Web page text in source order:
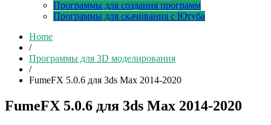
Программы для создания программ
Программы для скачивания с Ютуба
Home
/
Программы для 3D моделирования
/
FumeFX 5.0.6 для 3ds Max 2014-2020
FumeFX 5.0.6 для 3ds Max 2014-2020